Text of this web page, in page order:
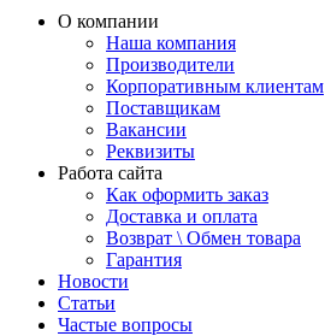
О компании
Наша компания
Производители
Корпоративным клиентам
Поставщикам
Вакансии
Реквизиты
Работа сайта
Как оформить заказ
Доставка и оплата
Возврат \ Обмен товара
Гарантия
Новости
Статьи
Частые вопросы